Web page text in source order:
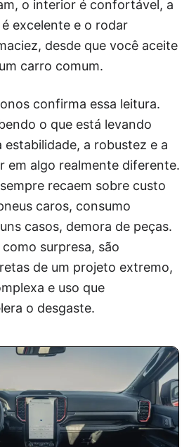
o interior é confortável, a
excelente e o rodar
desde que você aceite
carro comum.
confirma essa leitura.
o que está levando
estabilidade, a robustez e a
em algo realmente diferente.
recaem sobre custo
caros, consumo
casos, demora de peças.
surpresa, são
de um projeto extremo,
e uso que
o desgaste.